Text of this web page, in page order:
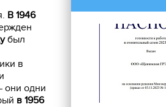
В 1946
был
в
они одни
в 1956